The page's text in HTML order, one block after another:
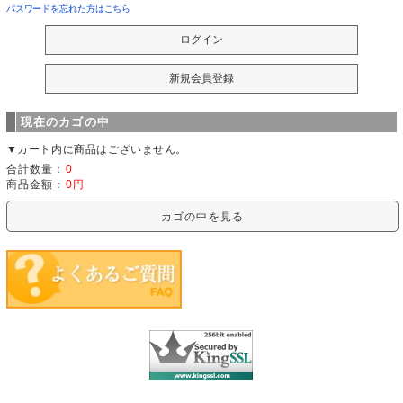
パスワードを忘れた方はこちら
現在のカゴの中
▼カート内に商品はございません。
合計数量： 0
商品金額： 0円
カゴの中を見る